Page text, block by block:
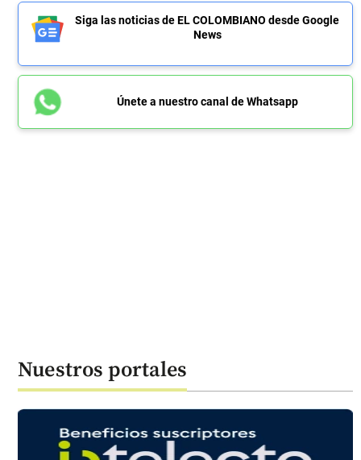
Siga las noticias de EL COLOMBIANO desde Google
News
Únete a nuestro canal de Whatsapp
Nuestros portales